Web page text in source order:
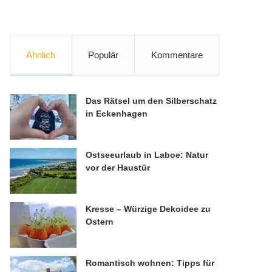
Ähnlich Populär Kommentare
Das Rätsel um den Silberschatz
in Eckenhagen
Ostseeurlaub in Laboe: Natur
vor der Haustür
Kresse – Würzige Dekoidee zu
Ostern
Romantisch wohnen: Tipps für